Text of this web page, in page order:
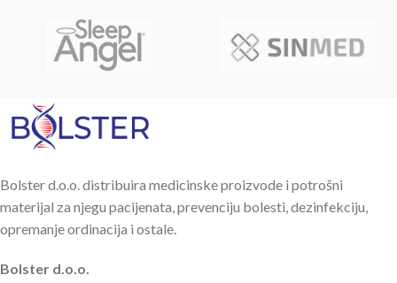
i ultra upijajuća (nepropusna
isporučivo u 3 ili 5 odvojivih
slojeva
Bolster d.o.o. distribuira medicinske proizvode i potrošni
materijal za njegu pacijenata, prevenciju bolesti, dezinfekciju,
opremanje ordinacija i ostale.
Bolster d.o.o.